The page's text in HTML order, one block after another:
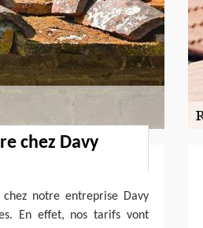
chez Davy
notre entreprise Davy
En effet, nos tarifs vont